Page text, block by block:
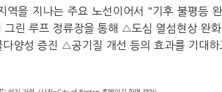
을 지나는 주요 노선이어서 "기후 불평등
린 루프 정류장을 통해 △도심 열섬현상 완
양성 증진 △공기질 개선 등의 효과를 기대하